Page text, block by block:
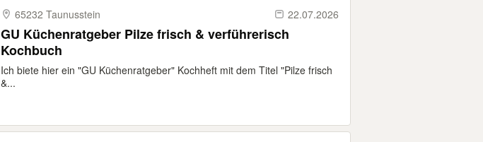
65232 Taunusstein 22.07.2026
GU Küchenratgeber Pilze frisch & verführerisch
Kochbuch
Ich biete hier ein "GU Küchenratgeber" Kochheft mit dem Titel "Pilze frisch
&...